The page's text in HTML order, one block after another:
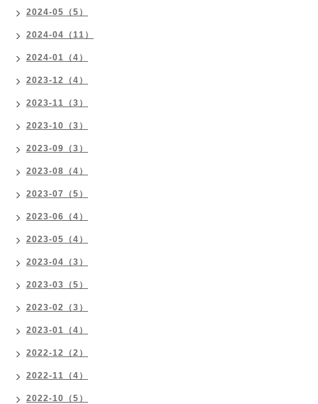
2024-05（5）
2024-04（11）
2024-01（4）
2023-12（4）
2023-11（3）
2023-10（3）
2023-09（3）
2023-08（4）
2023-07（5）
2023-06（4）
2023-05（4）
2023-04（3）
2023-03（5）
2023-02（3）
2023-01（4）
2022-12（2）
2022-11（4）
2022-10（5）